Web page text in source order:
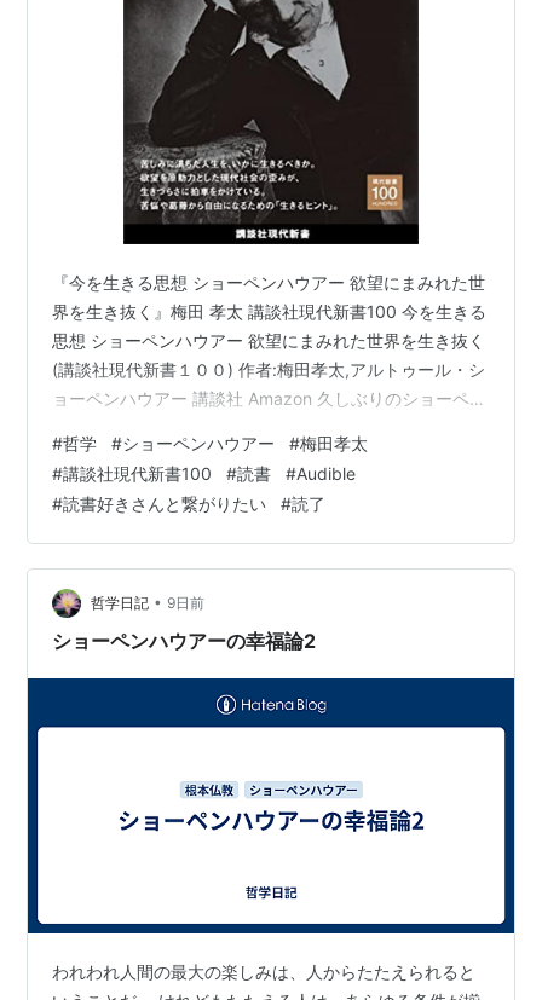
『今を生きる思想 ショーペンハウアー 欲望にまみれた世
界を生き抜く』梅田 孝太 講談社現代新書100 今を生きる
思想 ショーペンハウアー 欲望にまみれた世界を生き抜く
(講談社現代新書１００) 作者:梅田孝太,アルトゥール・シ
ョーペンハウアー 講談社 Amazon 久しぶりのショーペン
っぱり読みたいなと思った。 インド哲学も学んでいて、
ちょっと厭世的なんだけれどもこのインドの部分が効い
てて惹かれるような気がする。 ショーペンハウアー先生
の本は積んでいるので読んでいきたい。が、その前にカ
ントをさらっておかなくちゃいけないのかもしれない。
哲学は…
#哲学 #ショーペンハウアー #梅田孝太
#講談社現代新書100 #読書 #Audible
#読書好きさんと繋がりたい #読了
哲学日記 • 9日前
ショーペンハウアーの幸福論2
われわれ人間の最大の楽しみは、人からたたえられると